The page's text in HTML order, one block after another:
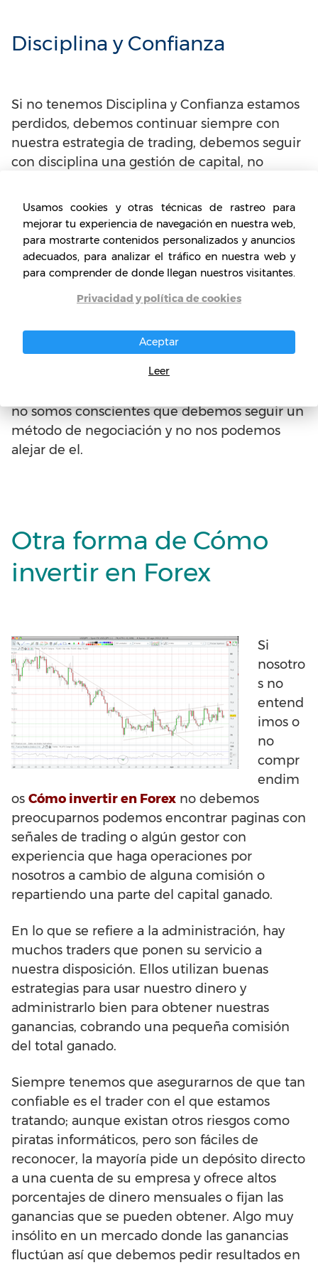
Disciplina y Confianza
Si no tenemos Disciplina y Confianza estamos
perdidos, debemos continuar siempre con
nuestra estrategia de trading, debemos seguir
con disciplina una gestión de capital, no
nuestro metodo. este punto es muy
importante, cualquier curso que encuentres
que te digaCómo invertir en Forexte dirá
esto, tener plana confianza en nosotros y
continuar una plan de trading con disciplina,
recuerda que el 90% de las personan pierden
es culpa de la estrategia que falla en algún
momento, es culpa de nosotros mismos, pues
no sirvió de nada el curso que compramos o
no somos conscientes que debemos seguir un
método de negociación y no nos podemos
alejar de el.
Otra forma de Cómo
invertir en Forex
Si
nosotro
s no
entend
imos o
no
compr
endim
os Cómo invertir en Forex no debemos
preocuparnos podemos encontrar paginas con
señales de trading o algún gestor con
experiencia que haga operaciones por
nosotros a cambio de alguna comisión o
repartiendo una parte del capital ganado.
En lo que se refiere a la administración, hay
muchos traders que ponen su servicio a
nuestra disposición. Ellos utilizan buenas
estrategias para usar nuestro dinero y
administrarlo bien para obtener nuestras
ganancias, cobrando una pequeña comisión
del total ganado.
Siempre tenemos que asegurarnos de que tan
confiable es el trader con el que estamos
tratando; aunque existan otros riesgos como
piratas informáticos, pero son fáciles de
reconocer, la mayoría pide un depósito directo
a una cuenta de su empresa y ofrece altos
porcentajes de dinero mensuales o fijan las
ganancias que se pueden obtener. Algo muy
insólito en un mercado donde las ganancias
fluctúan así que debemos pedir resultados en
Usamos cookies y otras técnicas de rastreo para
mejorar tu experiencia de navegación en nuestra web,
para mostrarte contenidos personalizados y anuncios
adecuados, para analizar el tráfico en nuestra web y
para comprender de donde llegan nuestros visitantes.
Privacidad y política de cookies
Aceptar
Leer